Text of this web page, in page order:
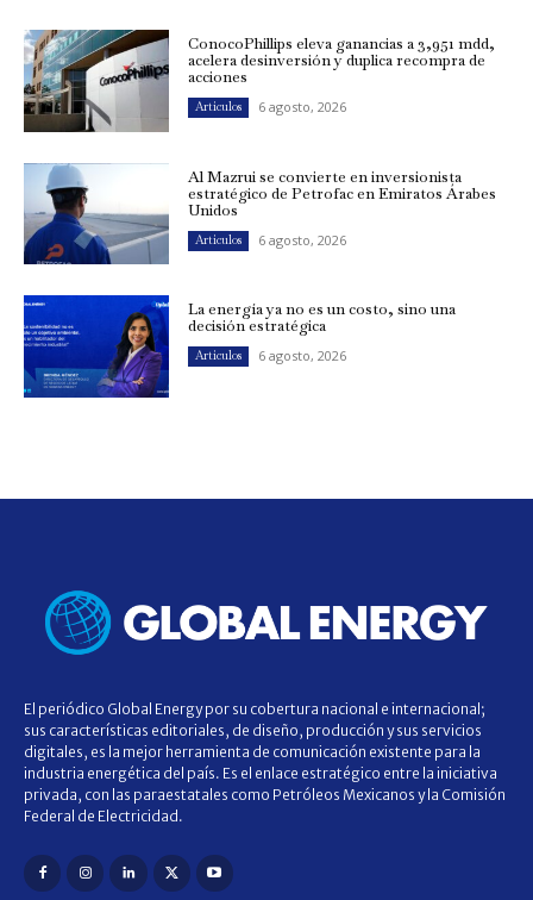
ConocoPhillips eleva ganancias a 3,951 mdd,
acelera desinversión y duplica recompra de
acciones
Artículos 6 agosto, 2026
Al Mazrui se convierte en inversionista
estratégico de Petrofac en Emiratos Árabes
Unidos
Artículos 6 agosto, 2026
La energía ya no es un costo, sino una
decisión estratégica
Artículos 6 agosto, 2026
El periódico Global Energy por su cobertura nacional e internacional;
sus características editoriales, de diseño, producción y sus servicios
digitales, es la mejor herramienta de comunicación existente para la
industria energética del país. Es el enlace estratégico entre la iniciativa
privada, con las paraestatales como Petróleos Mexicanos y la Comisión
Federal de Electricidad.